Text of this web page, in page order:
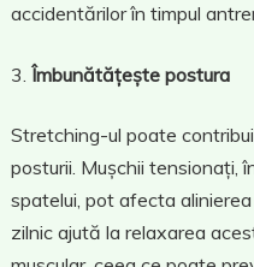
accidentărilor în timpul
Îmbunătățește postura
Stretching-ul poate
posturii. Mușchii tensionați,
spatelui, pot afecta
zilnic ajută la relaxarea